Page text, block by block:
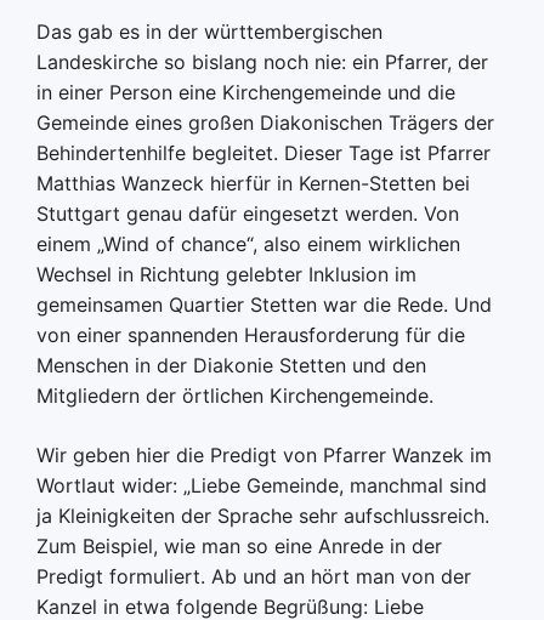
Das gab es in der württembergischen
Landeskirche so bislang noch nie: ein Pfarrer, der
in einer Person eine Kirchengemeinde und die
Gemeinde eines großen Diakonischen Trägers der
Behindertenhilfe begleitet. Dieser Tage ist Pfarrer
Matthias Wanzeck hierfür in Kernen-Stetten bei
Stuttgart genau dafür eingesetzt werden. Von
einem „Wind of chance“, also einem wirklichen
Wechsel in Richtung gelebter Inklusion im
gemeinsamen Quartier Stetten war die Rede. Und
von einer spannenden Herausforderung für die
Menschen in der Diakonie Stetten und den
Mitgliedern der örtlichen Kirchengemeinde.
Wir geben hier die Predigt von Pfarrer Wanzek im
Wortlaut wider: „Liebe Gemeinde, manchmal sind
ja Kleinigkeiten der Sprache sehr aufschlussreich.
Zum Beispiel, wie man so eine Anrede in der
Predigt formuliert. Ab und an hört man von der
Kanzel in etwa folgende Begrüßung: Liebe